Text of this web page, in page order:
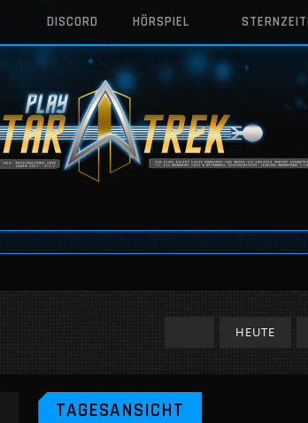
DISCORD HÖRSPIEL
HEUTE
TAGESANSICHT